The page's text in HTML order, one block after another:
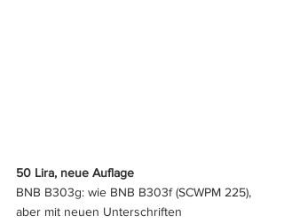
50 Lira, neue Auflage
BNB B303g: wie BNB B303f (SCWPM 225),
aber mit neuen Unterschriften